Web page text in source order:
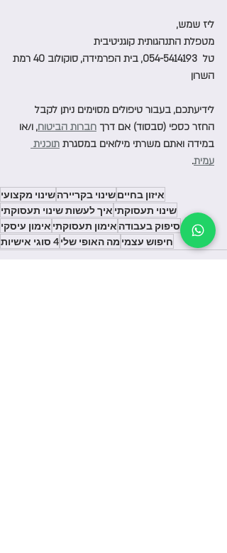
ליז שמש,
מטפלת התנהגותית קוגניטיבית
השרון
לידיעתכם, בעבור טיפולים מסוימים ניתן לקבל
החזר כספי (סבסוד) אם דרך חברות הביטוח, ו/או
במידה ואתם משרתי מילואים במסגרת תוכנית
עמית.
איזון בחייםשינוי בקריירהשינוי מקצועי
שינוי תעסוקתי איך לעשות שינוי תעסוקתי
סיפוק בעבודה אימון תעסוקתי אימון עיסקי
חיפוש עצמי מה האופי שלי4 סוגי אישיות